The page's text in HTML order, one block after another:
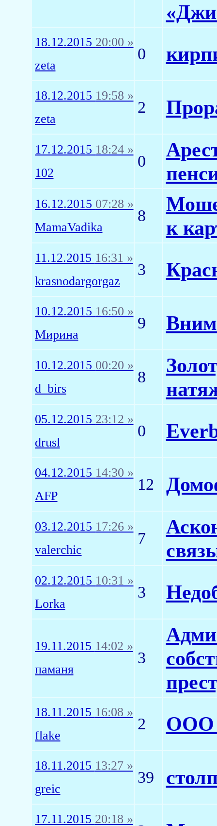
18.12.2015 20:00 »
zeta
0
18.12.2015 19:58 »
zeta
2
17.12.2015 18:24 »
102
0
16.12.2015 07:28 »
MamaVadika
8
к
11.12.2015 16:31 »
krasnodargorgaz
3
10.12.2015 16:50 »
Мирина
9
10.12.2015 00:20 »
d_birs
8
05.12.2015 23:12 »
drusl
0
04.12.2015 14:30 »
AFP
12
03.12.2015 17:26 »
valerchic
7
02.12.2015 10:31 »
Lorka
3
19.11.2015 14:02 »
паманя
3
18.11.2015 16:08 »
flake
2 ООО
18.11.2015 13:27 »
greic
39
17.11.2015 20:18 »